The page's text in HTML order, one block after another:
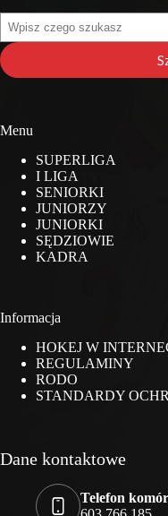
Szukaj
na
stronie
Menu
SUPERLIGA
I LIGA
SENIORKI
JUNIORZY
JUNIORKI
SĘDZIOWIE
KADRA
Informacja
HOKEJ W
REGULAMINY
RODO
STANDARDY
Dane kontaktowe
Telefon